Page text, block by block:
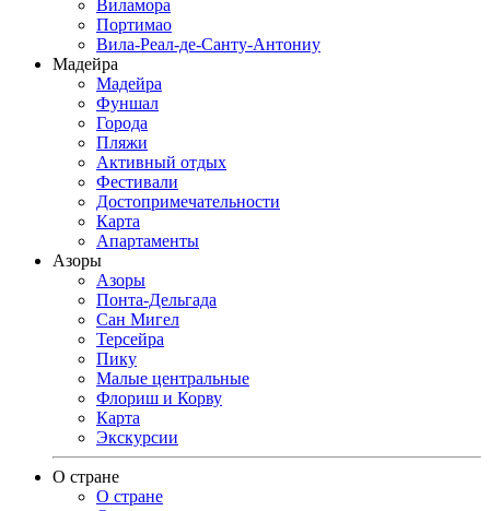
Виламора
Портимао
Вила-Реал-де-Санту-Антониу
Мадейра
Мадейра
Фуншал
Города
Пляжи
Активный отдых
Фестивали
Достопримечательности
Карта
Апартаменты
Азоры
Азоры
Понта-Дельгада
Сан Мигел
Терсейра
Пику
Малые центральные
Флориш и Корву
Карта
Экскурсии
О стране
О стране